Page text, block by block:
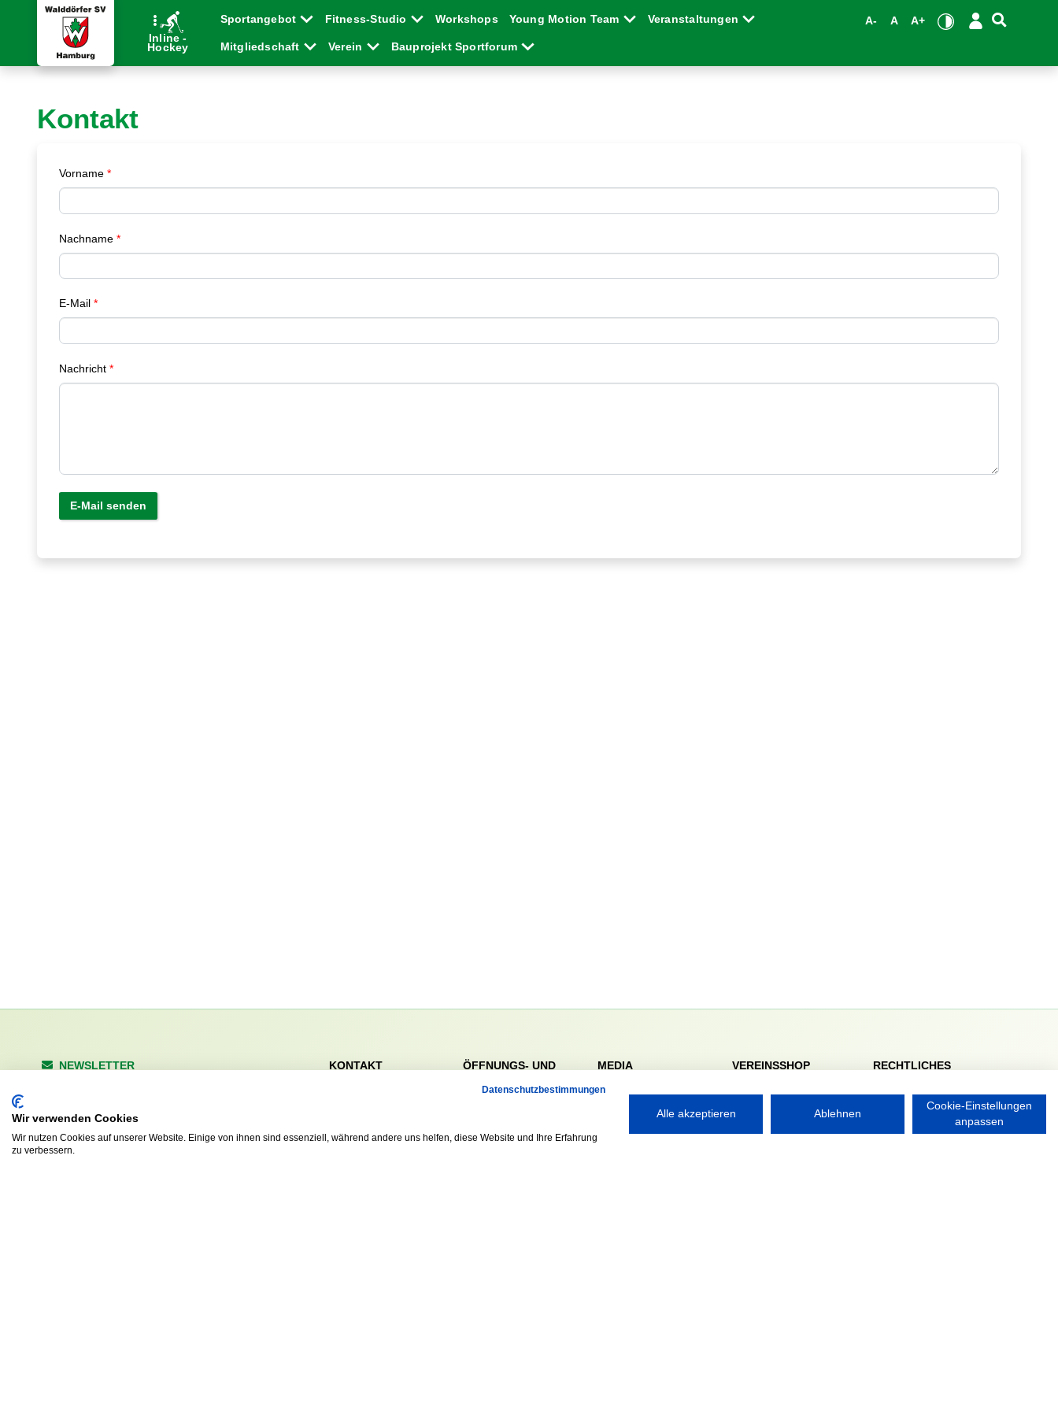
Inline -
Hockey
Sportangebot Fitness-Studio Workshops Young Motion Team Veranstaltungen
Mitgliedschaft Verein Bauprojekt Sportforum
A- A A+
Kontakt
Vorname
Nachname
E-Mail
Nachricht
E-Mail senden
NEWSLETTER
KONTAKT
Tel. 040 / 64 50 62 - 0
ÖFFNUNGS- UND
Sa. & So. 9:00 – 19:00
MEDIA VEREINSSHOP
Nordsport.store
RECHTLICHES
Datenschutzerklärung
Datenschutzbestimmungen
Wir verwenden Cookies
Wir nutzen Cookies auf unserer Website. Einige von ihnen sind essenziell, während andere uns helfen, diese Website und Ihre Erfahrung
zu verbessern.
Alle akzeptieren Ablehnen
Cookie-Einstellungen
anpassen